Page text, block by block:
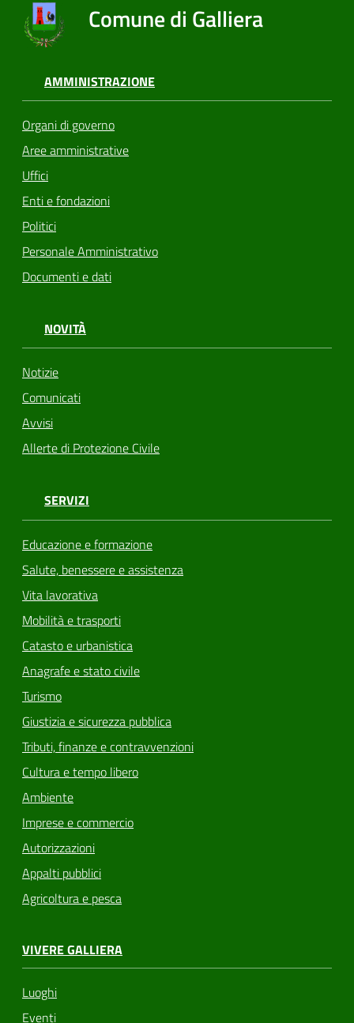
Comune di Galliera
AMMINISTRAZIONE
Organi di governo
Aree amministrative
Uffici
Enti e fondazioni
Politici
Personale Amministrativo
Documenti e dati
NOVITÀ
Notizie
Comunicati
Avvisi
Allerte di Protezione Civile
SERVIZI
Educazione e formazione
Salute, benessere e assistenza
Vita lavorativa
Mobilità e trasporti
Catasto e urbanistica
Anagrafe e stato civile
Turismo
Giustizia e sicurezza pubblica
Tributi, finanze e contravvenzioni
Cultura e tempo libero
Ambiente
Imprese e commercio
Autorizzazioni
Appalti pubblici
Agricoltura e pesca
VIVERE GALLIERA
Luoghi
Eventi